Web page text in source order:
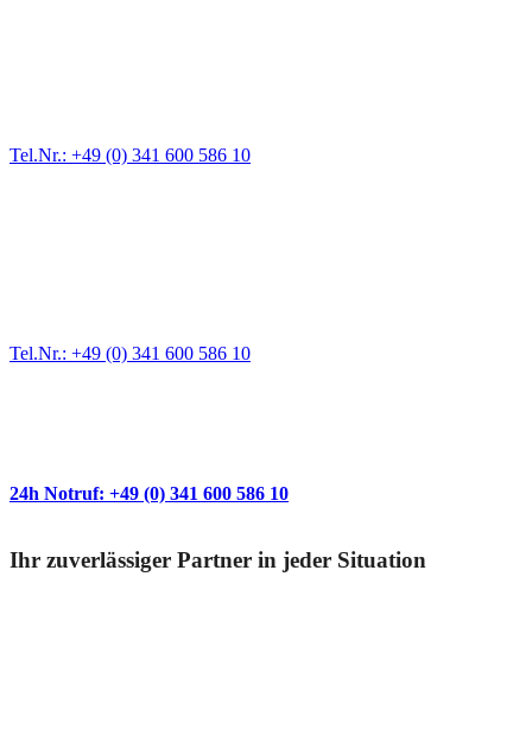
Tel.Nr.: +49 (0) 341 600 586 10
Tel.Nr.: +49 (0) 341 600 586 10
24h Notruf: +49 (0) 341 600 586 10
Ihr zuverlässiger Partner in jeder Situation